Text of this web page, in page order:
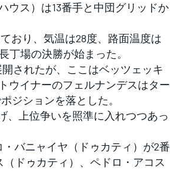
ウス）は13番手と中団グリッドか
おり、気温は28度、路面温度は
丁場の決勝が始まった。
されたが、ここはベッツェッキ
ウイナーのフェルナンデスはター
ジションを落とした。
、上位争いを照準に入れつつあっ
バニャイヤ（ドゥカティ）が2番
ドゥカティ）、ペドロ・アコス